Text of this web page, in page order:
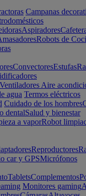
Campanas
Aspiradores
Robots de
ConvectoresEstufas
Ventiladores Aire
agua Termos eléctricos
Cuidado de los hombres
dentalSalud y bienestar
a vaporRobot
Reproductores
car y GPSMicrófonos
TabletsComplementos
Monitores gaming